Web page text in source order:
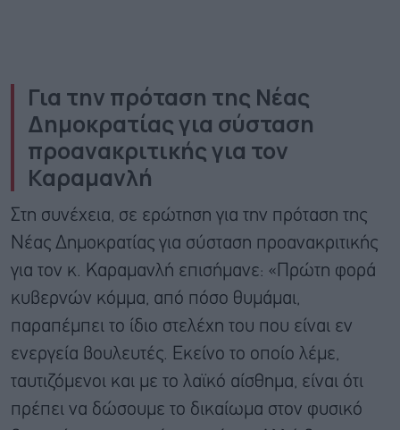
Για την πρόταση της Νέας
Δημοκρατίας για σύσταση
προανακριτικής για τον
Καραμανλή
Στη συνέχεια, σε ερώτηση για την πρόταση της
Νέας Δημοκρατίας για σύσταση προανακριτικής
για τον κ. Καραμανλή επισήμανε: «Πρώτη φορά
κυβερνών κόμμα, από πόσο θυμάμαι,
παραπέμπει το ίδιο στελέχη του που είναι εν
ενεργεία βουλευτές. Εκείνο το οποίο λέμε,
ταυτιζόμενοι και με το λαϊκό αίσθημα, είναι ότι
πρέπει να δώσουμε το δικαίωμα στον φυσικό